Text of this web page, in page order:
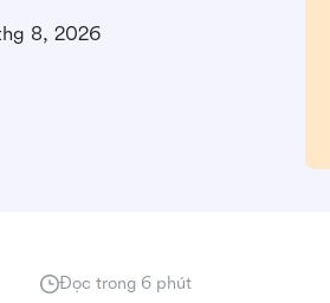
8, 2026
Đọc trong 6 phút